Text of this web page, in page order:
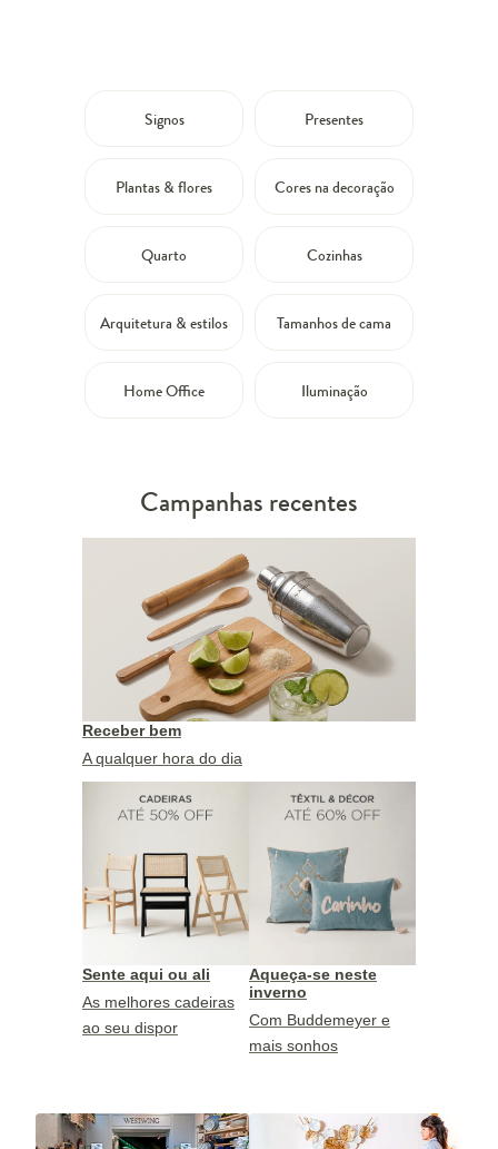
Signos Presentes
Plantas & flores Cores na decoração
Quarto Cozinhas
Arquitetura & estilos Tamanhos de cama
Home Office Iluminação
Campanhas recentes
Receber bem
A qualquer hora do dia
Sente aqui ou ali
As melhores cadeiras
ao seu dispor
Aqueça-se neste
inverno
Com Buddemeyer e
mais sonhos